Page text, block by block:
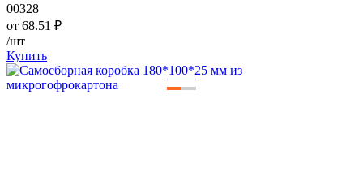
00328
от 68.51 ₽
/шт
Купить
——